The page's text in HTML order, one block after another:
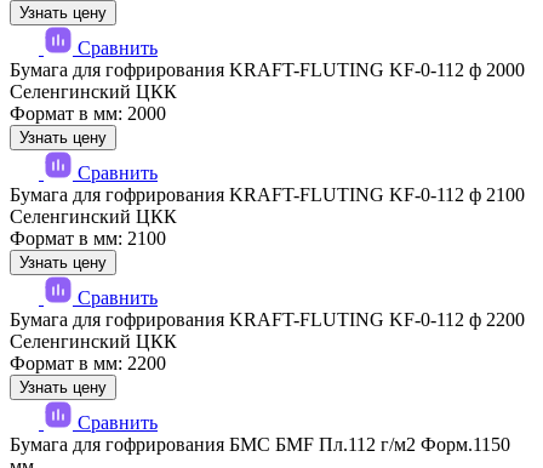
Узнать цену
Сравнить
Бумага для гофрирования KRAFT-FLUTING KF-0-112 ф 2000
Селенгинский ЦКК
Формат в мм: 2000
Узнать цену
Сравнить
Бумага для гофрирования KRAFT-FLUTING KF-0-112 ф 2100
Селенгинский ЦКК
Формат в мм: 2100
Узнать цену
Сравнить
Бумага для гофрирования KRAFT-FLUTING KF-0-112 ф 2200
Селенгинский ЦКК
Формат в мм: 2200
Узнать цену
Сравнить
Бумага для гофрирования БМС БМF Пл.112 г/м2 Форм.1150